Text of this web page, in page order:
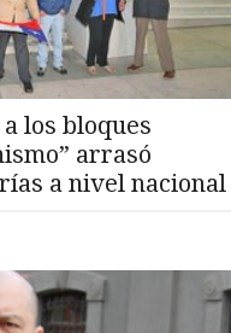
los bloques
arrasó
a nivel nacional